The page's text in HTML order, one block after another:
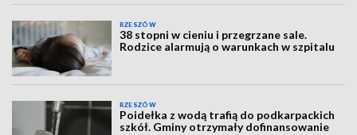
RZESZÓW
38 stopni w cieniu i przegrzane sale.
Rodzice alarmują o warunkach w szpitalu
RZESZÓW
Poidełka z wodą trafią do podkarpackich
szkół. Gminy otrzymały dofinansowanie